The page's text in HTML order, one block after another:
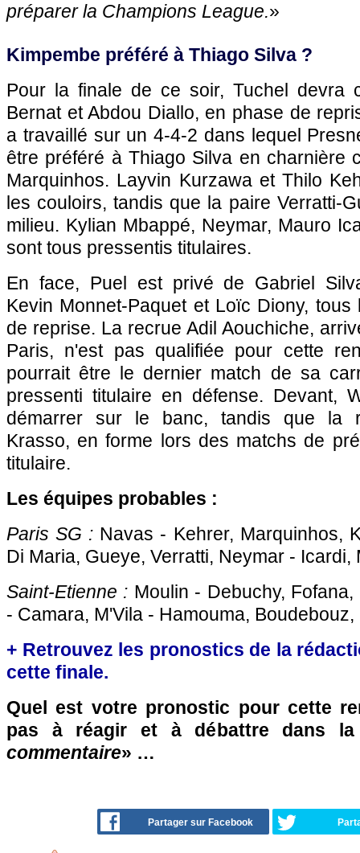
préparer la Champions League.»
Kimpembe préféré à Thiago Silva ?
Pour la finale de ce soir, Tuchel devra
Bernat et Abdou Diallo, en phase de
a travaillé sur un 4-4-2 dans lequel
être préféré à Thiago Silva en charnière
Marquinhos. Layvin Kurzawa et Thilo
les couloirs, tandis que la paire Verratti-
milieu. Kylian Mbappé, Neymar, Mauro
sont tous pressentis titulaires.
En face, Puel est privé de Gabriel
Kevin Monnet-Paquet et Loïc Diony,
de reprise. La recrue Adil Aouchiche,
Paris, n'est pas qualifiée pour cette
pourrait être le dernier match de sa
pressenti titulaire en défense. Devant,
démarrer sur le banc, tandis que la
Krasso, en forme lors des matchs de
titulaire.
Les équipes probables :
Paris SG : Navas - Kehrer, Marquinhos,
Di Maria, Gueye, Verratti, Neymar - Icardi,
Saint-Etienne : Moulin - Debuchy,
- Camara, M'Vila - Hamouma,
+ Retrouvez les pronostics de la
cette finale.
Quel est votre pronostic pour cette
pas à réagir et à débattre dans
commentaire» …
Partager sur Facebook